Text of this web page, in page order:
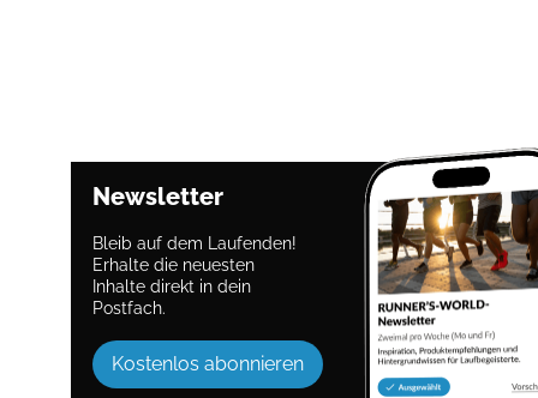
Newsletter
Bleib auf dem Laufenden!
Erhalte die neuesten
Inhalte direkt in dein
Postfach.
Kostenlos abonnieren